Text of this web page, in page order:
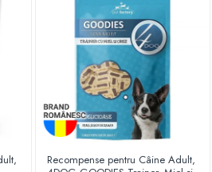
Recompense pentru Câine Adult,